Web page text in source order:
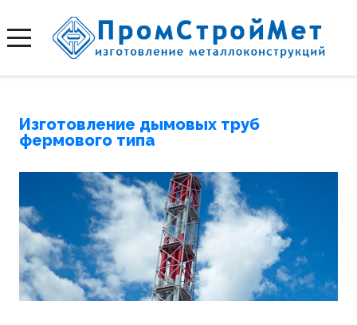
Изготовление дымовых труб
фермового типа